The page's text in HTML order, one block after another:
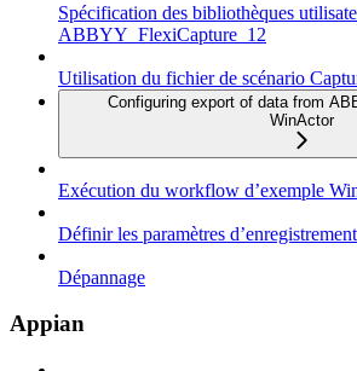
Spécification des bibliothèques
ABBYY_FlexiCapture_12
Utilisation du fichier de scénario
Configuring export of data from
WinActor
Exécution du workflow d’exemple
Définir les paramètres
Dépannage
Appian